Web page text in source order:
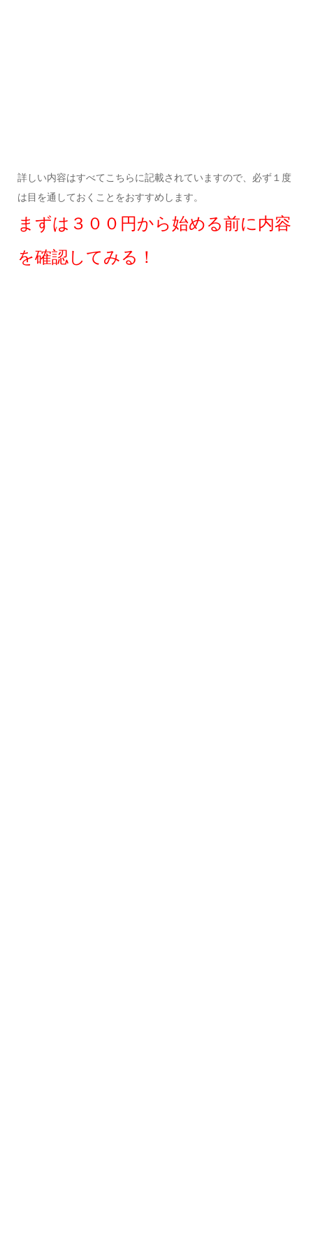
詳しい内容はすべてこちらに記載されていますので、必ず１度
は目を通しておくことをおすすめします。
まずは３００円から始める前に内容
を確認してみる！